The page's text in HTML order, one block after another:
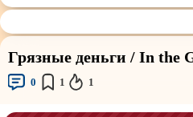
Sci-Fi (Научнаяфантастика)
Авангард иСюрреализм
Аниме
Врачи
Грязные деньги / In the
0 1 1